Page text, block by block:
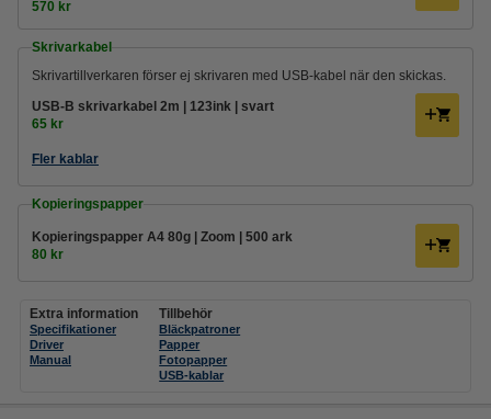
570 kr
Skrivarkabel
Skrivartillverkaren förser ej skrivaren med USB-kabel när den skickas.
USB-B skrivarkabel 2m | 123ink | svart
65 kr
Fler kablar
Kopieringspapper
Kopieringspapper A4 80g | Zoom | 500 ark
80 kr
Extra information
Specifikationer
Driver
Manual
Tillbehör
Bläckpatroner
Papper
Fotopapper
USB-kablar